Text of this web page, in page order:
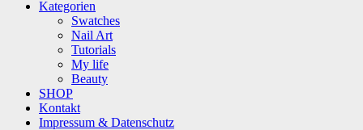
Kategorien
Swatches
Nail Art
Tutorials
My life
Beauty
SHOP
Kontakt
Impressum & Datenschutz